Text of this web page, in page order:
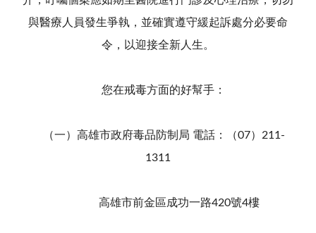
與醫療人員發生爭執，並確實遵守緩起訴處分必要命
令，以迎接全新人生。
您在戒毒方面的好幫手：
（一）高雄市政府毒品防制局 電話：（07）211-
1311
高雄市前金區成功一路420號4樓